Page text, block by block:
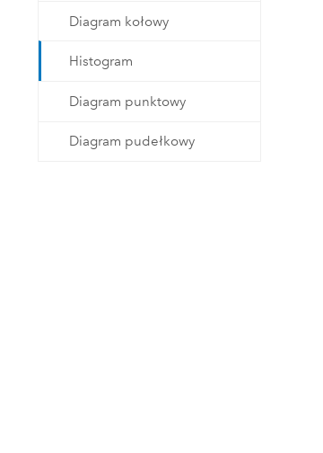
Diagram kołowy
Histogram
Diagram punktowy
Diagram pudełkowy